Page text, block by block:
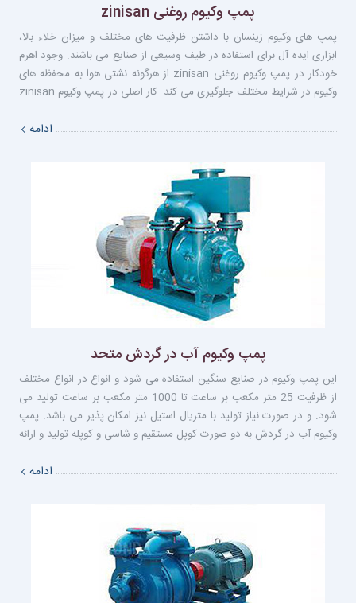
پمپ وكيوم روغنى zinisan
پمپ های وکیوم زینسان با داشتن ظرفیت های مختلف و میزان خلاء بالا،
ابزاری ایده آل برای استفاده در طیف وسیعی از صنایع می باشند. وجود اهرم
خودکار در پمپ وکیوم روغنی zinisan از هرگونه نشتی هوا به محفظه های
وکیوم در شرایط مختلف جلوگیری می کند. کار اصلی در پمپ وکیوم zinisan
سیلندر انجام می شود. حرکت رفت و برگشتی پره ها در این فضا ها و
ادامه
پمپ وکیوم آب در گردش متحد
این پمپ وکیوم در صنایع سنگین استفاده می شود و انواع در انواع مختلف
از ظرفيت 25 متر مكعب بر ساعت تا 1000 متر مكعب بر ساعت تولید می
شود. و در صورت نیاز تولید با متریال استیل نیز امکان پذیر می باشد. پمپ
وکیوم آب در گردش به دو صورت كوپل مستقيم و شاسى و كوپله تولید و ارائه
جایی گاز های و مایعات • عدم اصطکاک بین قطعات مکانیکی • تک محوره
ادامه